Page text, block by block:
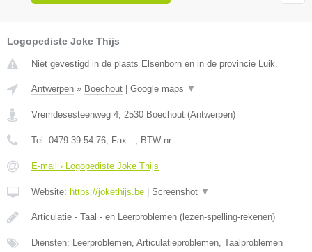
Logopediste Joke Thijs
Niet gevestigd in de plaats Elsenborn en in de provincie Luik.
Antwerpen » Boechout Google maps ▼
Vremdesesteenweg 4 2530 Boechout (Antwerpen)
Tel: 0479 39 54 76 , Fax: - , BTW-nr: -
E-mail › Logopediste Joke Thijs
Website: https://jokethijs.be Screenshot ▼
Articulatie - Taal - en Leerproblemen (lezen-spelling-rekenen)
Diensten: Leerproblemen, Articulatieproblemen, Taalproblemen